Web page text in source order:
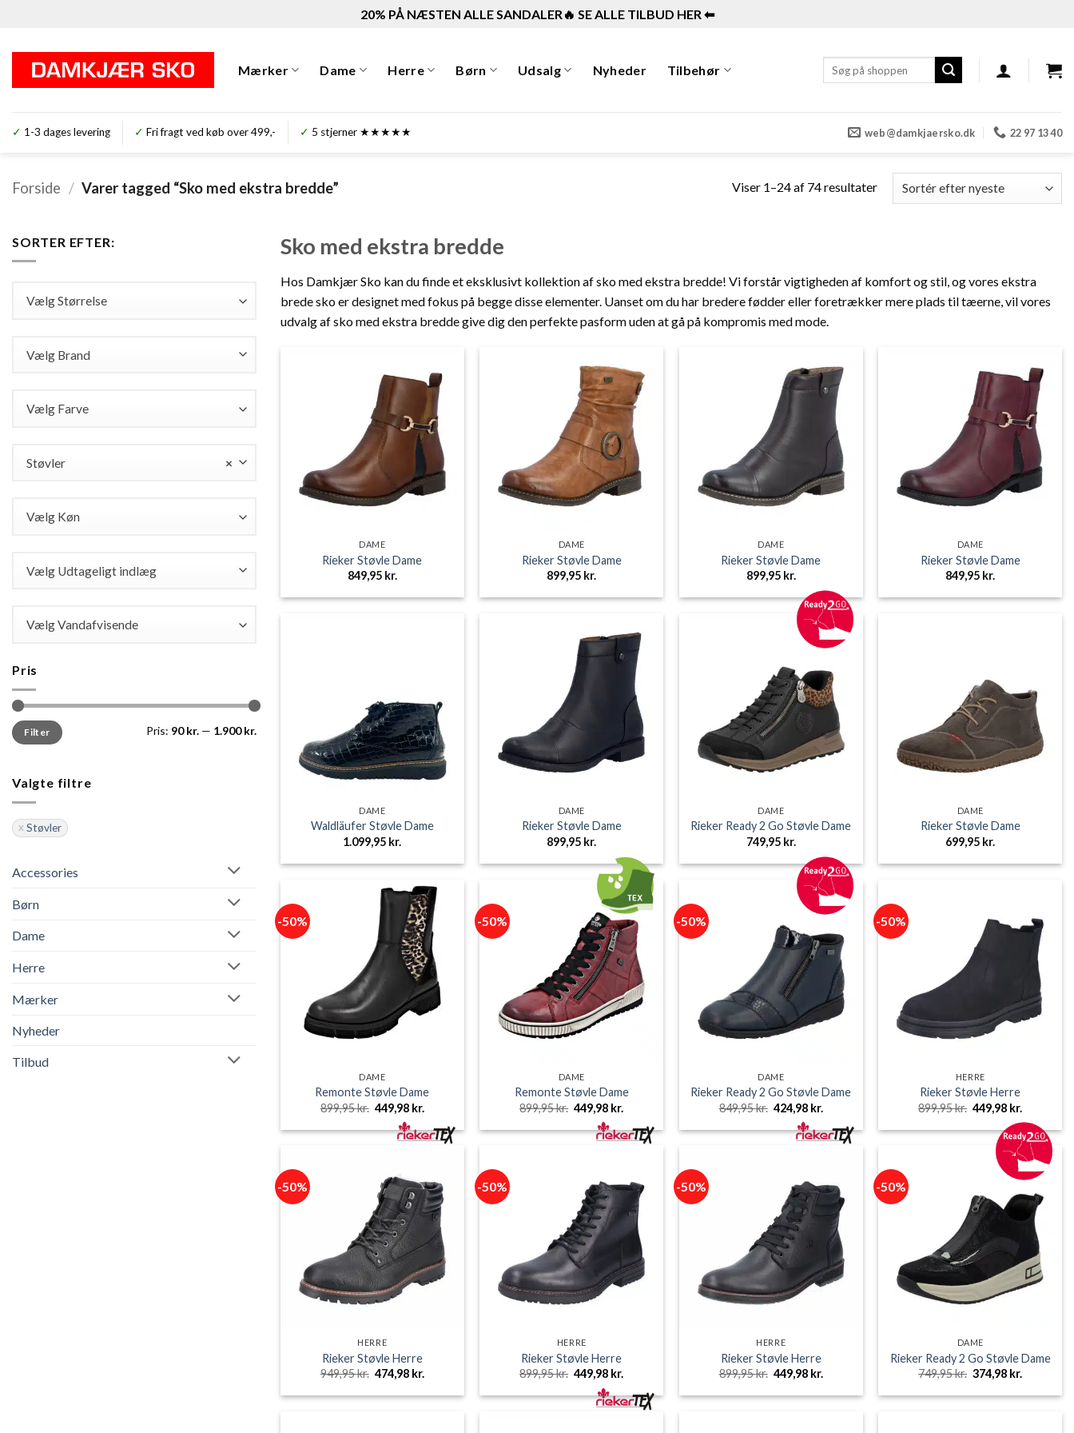
indhold
20% PÅ NÆSTEN ALLE SANDALER🔥 SE ALLE TILBUD HER ⬅︎
Mærker Dame Herre Børn Udsalg Nyheder Tilbehør
efter:
✓ 1-3 dages levering ✓ Fri fragt ved køb over 499,- ✓ 5 stjerner ★★★★★ web@damkjaersko.dk 22 97 13 40
Forside / Varer tagged “Sko med ekstra bredde” Viser 1–24 af 74 resultaterSorteret
efter
SORTER EFTER:
Vælg Størrelse
Vælg Brand
Vælg Farve
×
Støvler
Vælg Køn
Vælg Udtageligt indlæg
Vælg Vandafvisende
Pris
Mindste
pris
Højeste
prisFilter Pris: 90 kr. — 1.900 kr.
Valgte filtre
Støvler
Accessories
Børn
Dame
Herre
Mærker
Nyheder
Tilbud
Sko med ekstra bredde
Hos Damkjær Sko kan du finde et eksklusivt kollektion af sko med ekstra bredde! Vi forstår vigtigheden af komfort og stil, og vores ekstra
brede sko er designet med fokus på begge disse elementer. Uanset om du har bredere fødder eller foretrækker mere plads til tæerne, vil vores
udvalg af sko med ekstra bredde give dig den perfekte pasform uden at gå på kompromis med mode.
DAME
Rieker Støvle Dame
849,95 kr.
DAME
Rieker Støvle Dame
899,95 kr.
DAME
Rieker Støvle Dame
899,95 kr.
DAME
Rieker Støvle Dame
849,95 kr.
DAME
Waldläufer Støvle Dame
1.099,95 kr.
DAME
Rieker Støvle Dame
899,95 kr.
DAME
Rieker Ready 2 Go Støvle Dame
749,95 kr.
DAME
Rieker Støvle Dame
699,95 kr.
-50%
DAME
Remonte Støvle Dame
899,95kr. Den
oprindelige
pris
449,98 kr.
pris
er:
-50%
DAME
Remonte Støvle Dame
899,95kr. Den
oprindelige
pris
449,98 kr.
pris
er:
-50%
DAME
Rieker Ready 2 Go Støvle Dame
849,95kr. Den
oprindelige
pris
424,98 kr.
pris
er:
-50%
HERRE
Rieker Støvle Herre
899,95kr. Den
oprindelige
pris
899,95 kr..
449,98 kr.
pris
er:
449,98 kr..
-50%
HERRE
Rieker Støvle Herre
949,95kr. Den
oprindelige
pris
474,98 kr.
pris
-50%
HERRE
Rieker Støvle Herre
899,95kr. Den
oprindelige
pris
449,98 kr.
pris
er:
-50%
HERRE
Rieker Støvle Herre
899,95kr. Den
oprindelige
pris
449,98 kr.
pris
-50%
DAME
Rieker Ready 2 Go Støvle Dame
749,95kr. Den
oprindelige
pris
374,98 kr.
pris